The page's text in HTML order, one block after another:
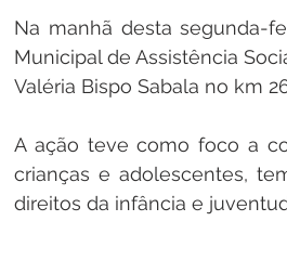
Na manhã desta segunda-
Municipal de Assistência
Valéria Bispo Sabala no km
A ação teve como foco a
crianças e adolescentes,
direitos da infância e